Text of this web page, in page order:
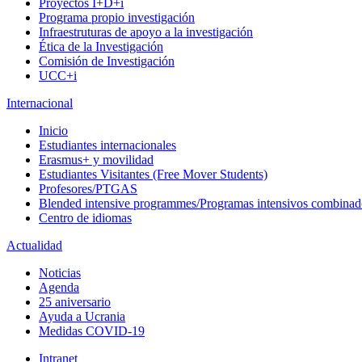
Proyectos I+D+i
Programa propio investigación
Infraestruturas de apoyo a la investigación
Ética de la Investigación
Comisión de Investigación
UCC+i
Internacional
Inicio
Estudiantes internacionales
Erasmus+ y movilidad
Estudiantes Visitantes (Free Mover Students)
Profesores/PTGAS
Blended intensive programmes/Programas intensivos
Centro de idiomas
Actualidad
Noticias
Agenda
25 aniversario
Ayuda a Ucrania
Medidas COVID-19
Intranet